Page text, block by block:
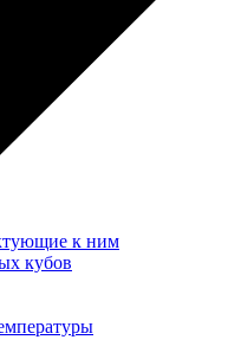
к ним
кубов